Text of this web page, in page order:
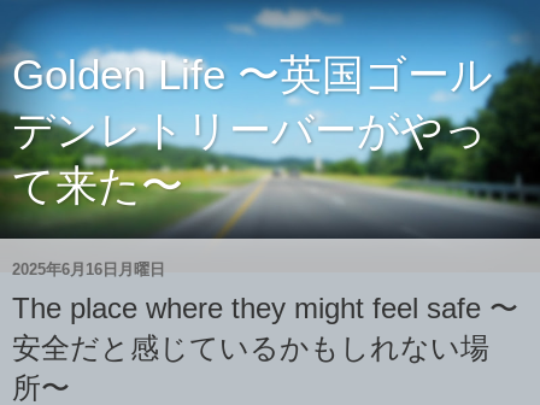
Golden Life 〜英国ゴール
デンレトリーバーがやっ
て来た〜
2025年6月16日月曜日
The place where they might feel safe 〜
安全だと感じているかもしれない場
所〜